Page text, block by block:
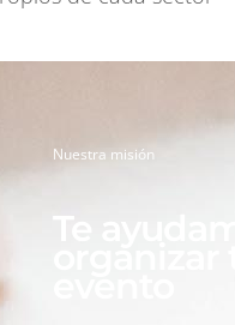
Nuestra misión
Te